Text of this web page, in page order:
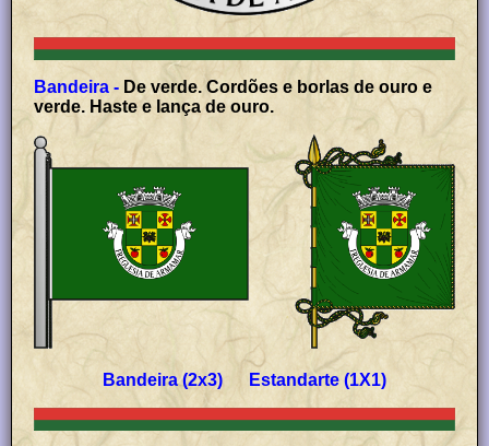
Bandeira - De verde. Cordões e borlas de ouro e
verde. Haste e lança de ouro.
Bandeira (2x3) Estandarte (1X1)